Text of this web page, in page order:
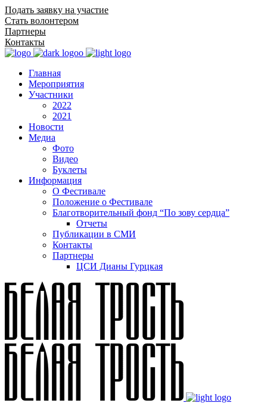
Подать заявку на участие
Стать волонтером
Партнеры
Контакты
Главная
Мероприятия
Участники
2022
2021
Новости
Медиа
Фото
Видео
Буклеты
Информация
О Фестивале
Положение о Фестивале
Благотворительный фонд “По зову сердца”
Отчеты
Публикации в СМИ
Контакты
Партнеры
ЦСИ Дианы Гурцкая